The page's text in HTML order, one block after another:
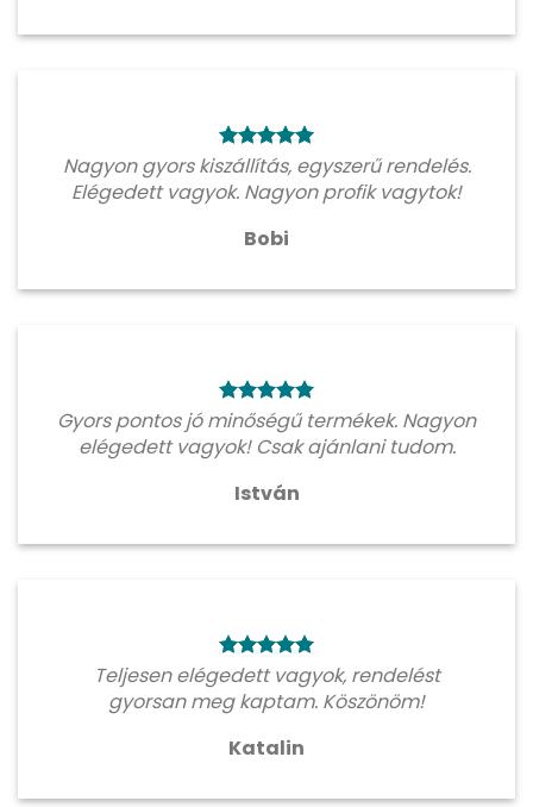
Nagyon gyors kiszállítás, egyszerű rendelés.
Elégedett vagyok. Nagyon profik vagytok!
Bobi
Gyors pontos jó minőségű termékek. Nagyon
elégedett vagyok! Csak ajánlani tudom.
István
Teljesen elégedett vagyok, rendelést
gyorsan meg kaptam. Köszönöm!
Katalin